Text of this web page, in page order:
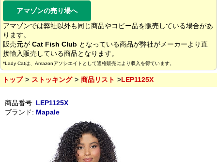
アマゾンの売り場へ
アマゾンでは弊社以外も同じ商品やコピー品を販売している場合があ
ります。
販売元が Cat Fish Club となっている商品が弊社がメーカーより直
接輸入販売している商品となります。
*Lady Catは、Amazonアソシエイトとして適格販売により収入を得ています。
トップ ストッキング 商品リスト LEP1125X
商品番号: LEP1125X
ブランド: Mapale